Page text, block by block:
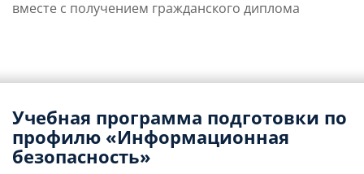
вместе с получением гражданского диплома
Учебная программа подготовки по
профилю «Информационная
безопасность»